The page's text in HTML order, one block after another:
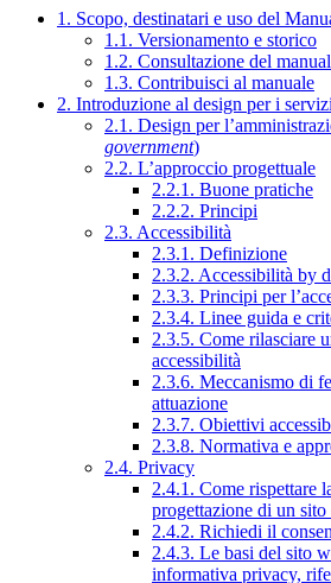
1. Scopo, destinatari e uso del
1.1. Versionamento e storico
1.2. Consultazione del
1.3. Contribuisci al manuale
2. Introduzione al design per i
2.1. Design per
government)
2.2. L’approccio progettuale
2.2.1. Buone pratiche
2.2.2. Principi
2.3. Accessibilità
2.3.1. Definizione
2.3.2. Accessibilità by
2.3.3. Principi per
2.3.4. Linee guida e
2.3.5. Come rilasciare
accessibilità
2.3.6. Meccanismo di
attuazione
2.3.7. Obiettivi
2.3.8. Normativa e
2.4. Privacy
2.4.1. Come rispettare
progettazione di un
2.4.2. Richiedi il
2.4.3. Le basi del sito
informativa privacy,